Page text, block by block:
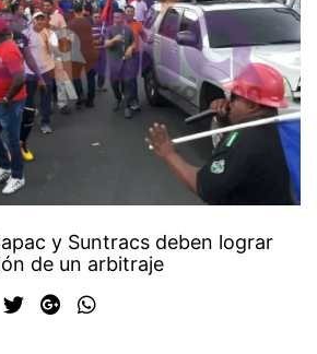
y Suntracs deben lograr
de un arbitraje